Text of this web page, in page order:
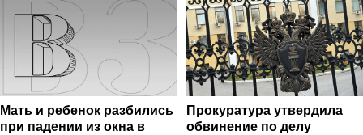
Мать и ребенок разбились
при падении из окна в
Прокуратура утвердила
обвинение по делу